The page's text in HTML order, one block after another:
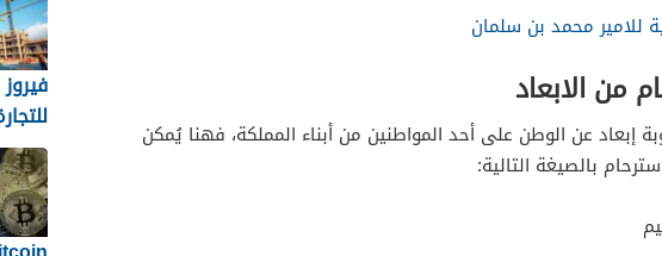
للامير محمد بن سلمان
من الابعاد
إبعاد عن الوطن على أحد المواطنين من أبناء المملكة، فهنا يُمكن
بالصيغة التالية: